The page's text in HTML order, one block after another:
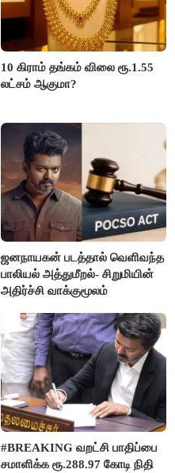
10 கிராம் தங்கம் விலை ரூ.1.55
லட்சம் ஆகுமா?
ஜனநாயகன் படத்தால் வெளிவந்த
பாலியல் அத்துமீறல்- சிறுமியின்
அதிர்ச்சி வாக்குமூலம்
#BREAKING வறட்சி பாதிப்பை
சமாளிக்க ரூ.288.97 கோடி நிதி